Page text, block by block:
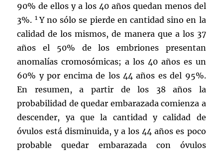
90% de ellos y a los 40 años quedan menos del
3%. 1Y no sólo se pierde en cantidad sino en la
calidad de los mismos, de manera que a los 37
años el 50% de los embriones presentan
anomalías cromosómicas; a los 40 años es un
60% y por encima de los 44 años es del 95%.
En resumen, a partir de los 38 años la
probabilidad de quedar embarazada comienza a
descender, ya que la cantidad y calidad de
óvulos está disminuida, y a los 44 años es poco
probable quedar embarazada con óvulos